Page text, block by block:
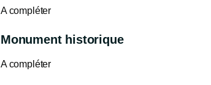
A compléter
Monument historique
A compléter